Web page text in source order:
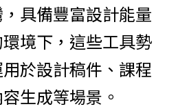
具備豐富設計能量
境下，這些工具勢
於設計稿件、課程
生成等場景。